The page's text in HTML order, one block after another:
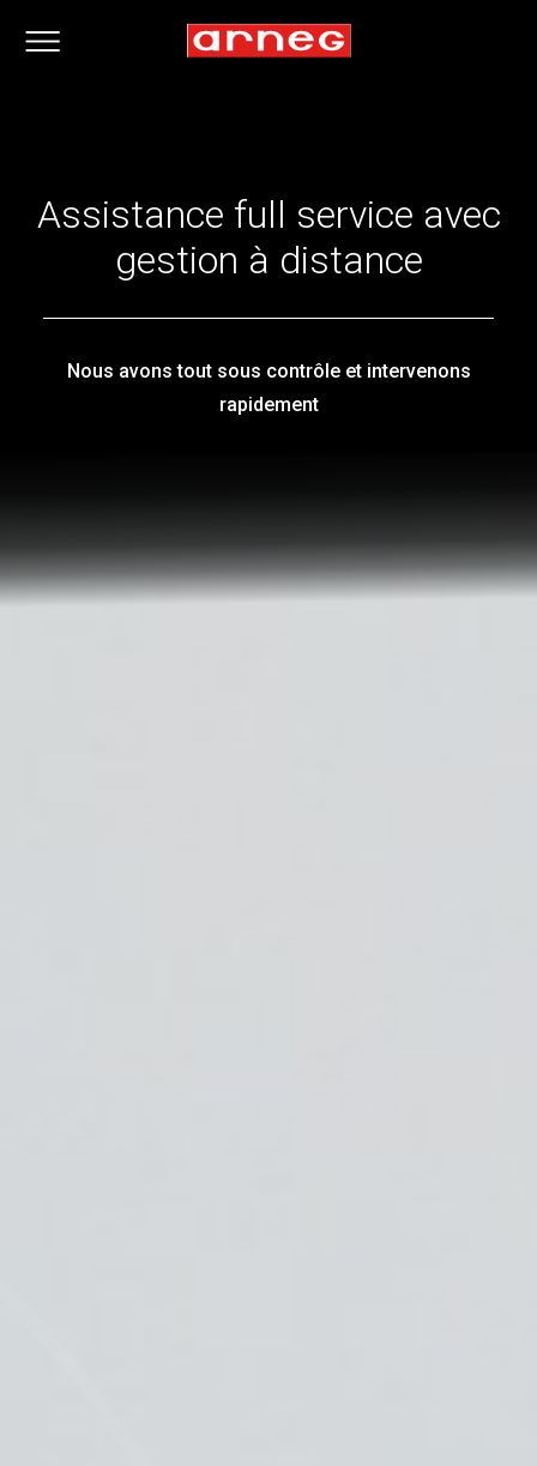
Assistance full service avec
gestion à distance
Nous avons tout sous contrôle et intervenons
rapidement